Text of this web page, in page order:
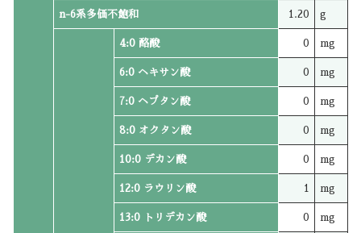
n-6系多価不飽和 1.20 g
4:0 酪酸 0 mg
6:0 ヘキサン酸 0 mg
7:0 ヘプタン酸 0 mg
8:0 オクタン酸 0 mg
10:0 デカン酸 0 mg
12:0 ラウリン酸 1 mg
13:0 トリデカン酸 0 mg